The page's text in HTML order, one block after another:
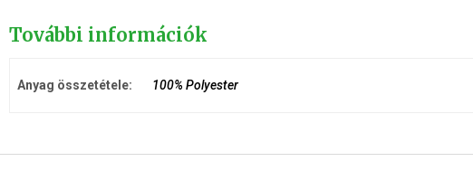
További információk
Anyag összetétele: 100% Polyester